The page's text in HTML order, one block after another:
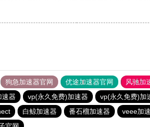
狗急加速器官网 优途加速器官网 风驰加
速器 vp(永久免费)加速器 vp(永久免费)加
白鲸加速器 番石榴加速器 veee加